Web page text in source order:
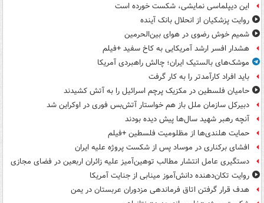
این دیپلماسی نمایشی، شکست خورده است
روایت پزشکیان از انحلال بانک آینده
شمیم خوش رضوی در هوای بین‌الحرمین
هشدار افسر ارشد آمریکایی به کاخ سفید +فیلم
موشک‌های بالستیک ایران؛ چالش راهبردی آمریکا
باید افراد کارآمدتر را به کار گرفت
حامیان فلسطین در مکزیک پرچم اسرائیل را به آتش کشیدند
دبیرکل سازمان ملل باز هم خواستار آتش‌بس فوری در اوکراین شد
آنچه رهبر شهید سال‌ها پیش دیده بودند
حمایت هلندی‌ها از مظلومیت فلسطین +فیلم
افشای برکناری در موساد پس از شکست پروژه علیه ایران
دستگیری عامل انتشار مطالب توهین‌آمیز علیه زائران اربعین در فضای مجازی
روایت تکان‌دهنده دانش‌آموز مینابی از جنایت آمریکا
هدف قرار گرفتن اتاق‌ فرماندهی مزدوران عربستان در یمن